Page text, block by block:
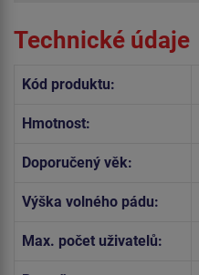
Technické údaje
Kód produktu:
Hmotnost:
Doporučený věk:
Výška volného pádu:
Max. počet uživatelů: